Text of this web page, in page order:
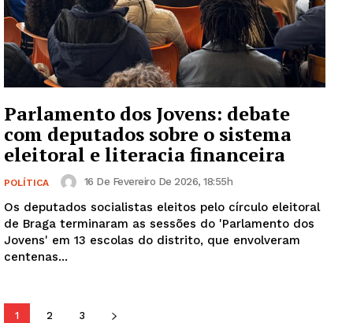
Guimarães, agora!
SUBSCREVA JÁ!
Institucional
Artigos
Europa
Grande Entrevista
Parlamento dos Jovens: debate
com deputados sobre o sistema
eleitoral e literacia financeira
POLÍTICA 16 De Fevereiro De 2026, 18:55h
Os deputados socialistas eleitos pelo círculo eleitoral
de Braga terminaram as sessões do 'Parlamento dos
Jovens' em 13 escolas do distrito, que envolveram
centenas...
1 2 3